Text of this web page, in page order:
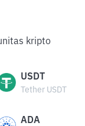
kripto
USDT
Tether USDT
ADA